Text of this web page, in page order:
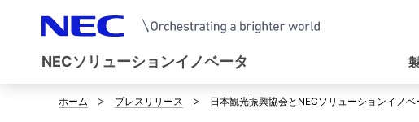
NECソリューションイノベータ
ビ
ゲ
サ
ホーム プレスリリース 日本観光振興協会とNECソリューションイノ